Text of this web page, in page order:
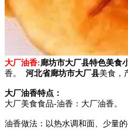
大厂油香:廊坊市大厂县特色美食
香。
河北省廊坊市大厂县美食，
大厂油香特点：
大厂美食食品-油香：大厂油香。
油香做法：以热水调和面、少量的